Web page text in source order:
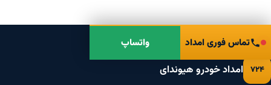
تماس فوری امداد واتساپ
۷۲۴ امداد خودرو هیوندای